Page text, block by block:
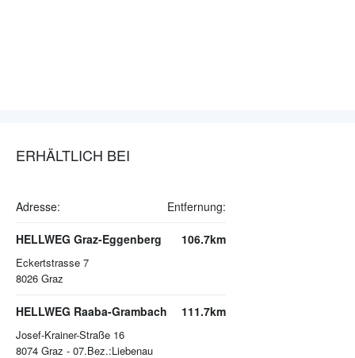
ERHÄLTLICH BEI
Adresse: Entfernung:
HELLWEG Graz-Eggenberg
Eckertstrasse 7
8026 Graz
106.7km
HELLWEG Raaba-Grambach
Josef-Krainer-Straße 16
8074 Graz - 07.Bez.:Liebenau
111.7km